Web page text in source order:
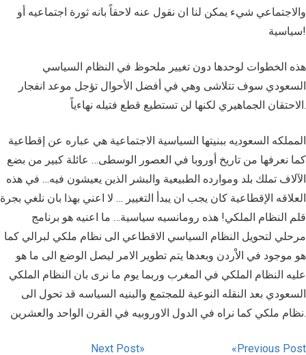
والاجتماعي شيء يمكن لنا ان نقول عنه لاحقاً بانه ثورة اجتماعيه أو
سياسية!
هذه الخطوات لوحدها دون تغيير ملحوظ في النظام السياسي
السعودي سوف تتلاشى وهي في أفضل الأحوال تؤجل موعد انفجار
الاحتقان الجماهيري لكنها لن تستطيع قطع فتيله نهاءياً.
المملكه السعوديه ببنيتها السياسية الاجتماعية هي عباره عن إقطاعية
كما نعرفها من تاريخ أوروبا في العصور الوسطى… عائلة كبير من بضع
الآلاف تملك بلد وموارده الطبيعية والبشر الذين يعيشون فيه… في هذه
العلاقه الإقطاعية كان يجب ان يبدأ التغيير … لا اعني بهذا بان نلغي بجرة
قلم النظام الملكي! هذه رومانسيه سياسية… ما اعنيه هو برنامج
مرحلي لتحويل النظام السياسي الاقطاعي الى نظام ملكي لبرالي كما
هو موجود في الاْردن وبعدها يتم تطوير الامر ليصل الوضع الى ما هو
عليه النظام الملكي في المغرب وربما يوم ما نرى بان النظام الملكي
السعودي بعد النقله النوعية للمجتمع والبنيه السياسه قد تحول الى
نظام ملكي كما نراه في الدول الاوروبيه في القرن الواحد والعشرين.
Previous Post
Next Post